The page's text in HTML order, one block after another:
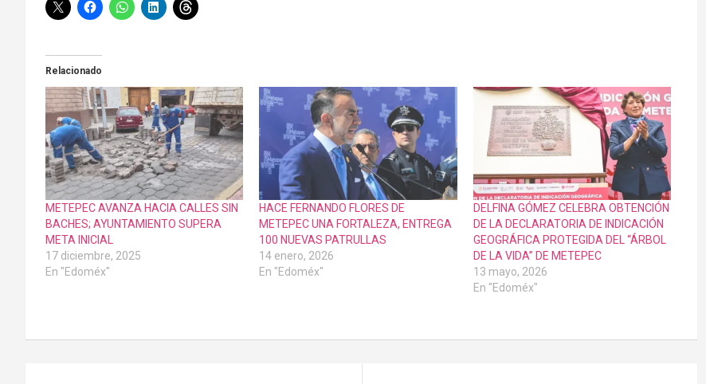
Relacionado
METEPEC AVANZA HACIA CALLES SIN
BACHES; AYUNTAMIENTO SUPERA
META INICIAL
17 diciembre, 2025
En "Edoméx"
HACE FERNANDO FLORES DE
METEPEC UNA FORTALEZA, ENTREGA
100 NUEVAS PATRULLAS
14 enero, 2026
En "Edoméx"
DELFINA GÓMEZ CELEBRA OBTENCIÓN
DE LA DECLARATORIA DE INDICACIÓN
GEOGRÁFICA PROTEGIDA DEL “ÁRBOL
DE LA VIDA” DE METEPEC
13 mayo, 2026
En "Edoméx"